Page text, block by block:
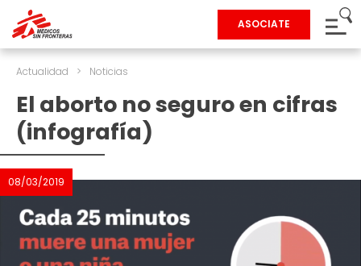
ASOCIATE
Actualidad > Noticias
El aborto no seguro en cifras
(infografía)
08/03/2019